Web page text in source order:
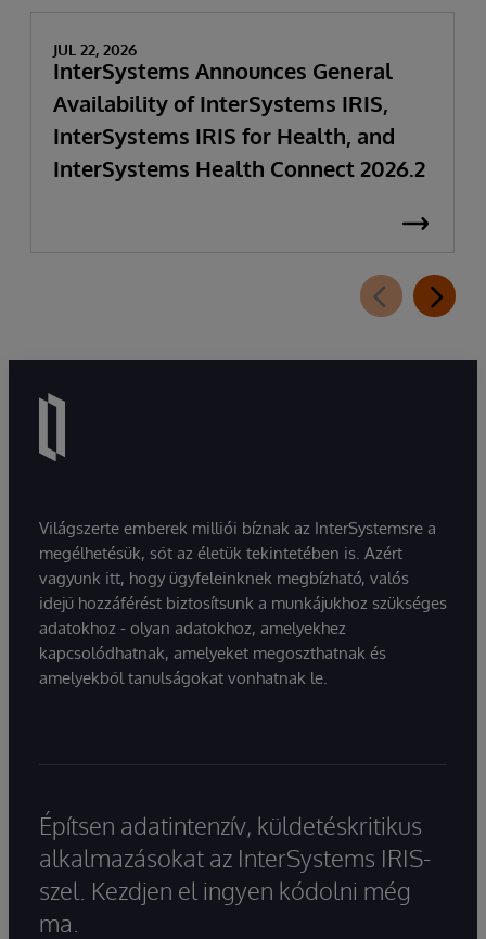
JUL 22, 2026
InterSystems Announces General
Availability of InterSystems IRIS,
InterSystems IRIS for Health, and
InterSystems Health Connect 2026.2
Világszerte emberek milliói bíznak az InterSystemsre a
megélhetésük, sőt az életük tekintetében is. Azért
vagyunk itt, hogy ügyfeleinknek megbízható, valós
idejű hozzáférést biztosítsunk a munkájukhoz szükséges
adatokhoz - olyan adatokhoz, amelyekhez
kapcsolódhatnak, amelyeket megoszthatnak és
amelyekből tanulságokat vonhatnak le.
Építsen adatintenzív, küldetéskritikus
alkalmazásokat az InterSystems IRIS-
szel. Kezdjen el ingyen kódolni még
ma.